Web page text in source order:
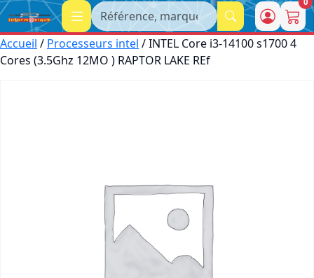
Recherche
Accueil / Processeurs intel / INTEL Core i3-14100 s1700 4
Cores (3.5Ghz 12MO ) RAPTOR LAKE REf